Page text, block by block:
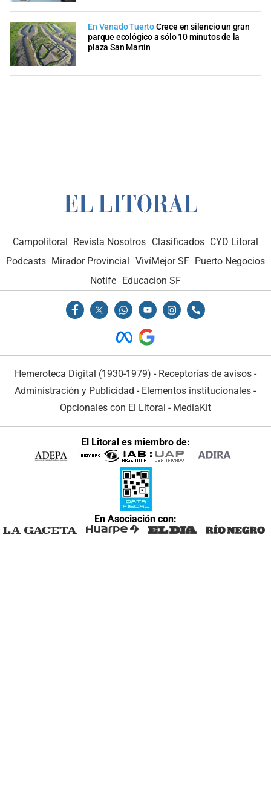
En Venado TuertoCrece en silencio un gran
parque ecológico a sólo 10 minutos de la
plaza San Martín
Campolitoral Revista Nosotros Clasificados CYD Litoral
Podcasts Mirador Provincial VivíMejor SF Puerto Negocios
Notife Educacion SF
Hemeroteca Digital (1930-1979) - Receptorías de avisos -
Administración y Publicidad - Elementos institucionales -
Opcionales con El Litoral - MediaKit
El Litoral es miembro de:
En Asociación con: